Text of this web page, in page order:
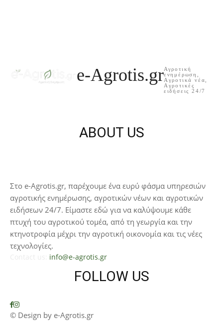
e-Agrotis.grΑγροτική
ενημέρωση,
Aγροτικά νέα,
Aγροτικές
ειδήσεις 24/7
ABOUT US
Στο e-Agrotis.gr, παρέχουμε ένα ευρύ φάσμα υπηρεσιών
αγροτικής ενημέρωσης, αγροτικών νέων και αγροτικών
ειδήσεων 24/7. Είμαστε εδώ για να καλύψουμε κάθε
πτυχή του αγροτικού τομέα, από τη γεωργία και την
κτηνοτροφία μέχρι την αγροτική οικονομία και τις νέες
τεχνολογίες.
info@e-agrotis.gr
FOLLOW US
© Design by e-Agrotis.gr